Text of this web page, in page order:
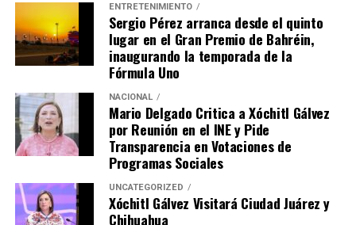
ENTRETENIMIENTO
Sergio Pérez arranca desde el quinto
lugar en el Gran Premio de Bahréin,
inaugurando la temporada de la
Fórmula Uno
NACIONAL
Mario Delgado Critica a Xóchitl Gálvez
por Reunión en el INE y Pide
Transparencia en Votaciones de
Programas Sociales
UNCATEGORIZED
Xóchitl Gálvez Visitará Ciudad Juárez y
Chihuahua